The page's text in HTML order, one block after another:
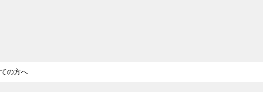
の方へ